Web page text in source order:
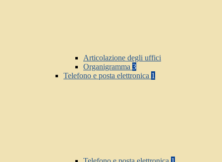
Articolazione degli uffici
Organigramma 3
Telefono e posta elettronica 1